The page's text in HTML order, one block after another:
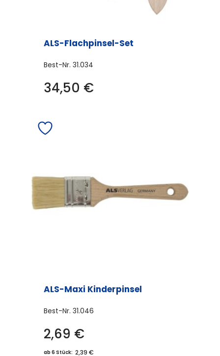
ALS-Flachpinsel-Set
Best-Nr. 31.034
34,50 €
ALS-Maxi Kinderpinsel
Best-Nr. 31.046
2,69 €
ab 6 Stück: 2,39 €